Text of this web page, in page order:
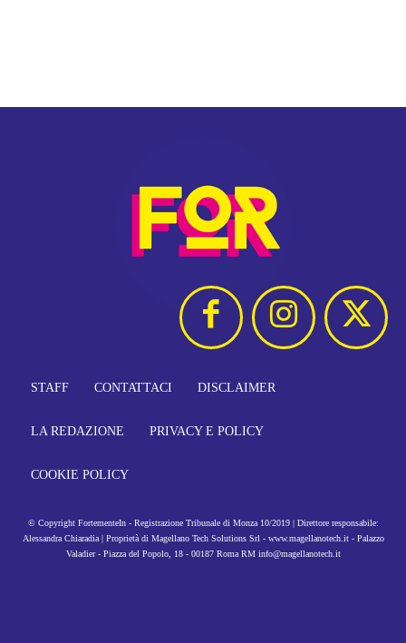
STAFF CONTATTACI DISCLAIMER
LA REDAZIONE PRIVACY E POLICY
COOKIE POLICY
© Copyright FortementeIn - Registrazione Tribunale di Monza 10/2019 | Direttore responsabile:
Alessandra Chiaradia | Proprietà di Magellano Tech Solutions Srl - www.magellanotech.it - Palazzo
Valadier - Piazza del Popolo, 18 - 00187 Roma RM info@magellanotech.it